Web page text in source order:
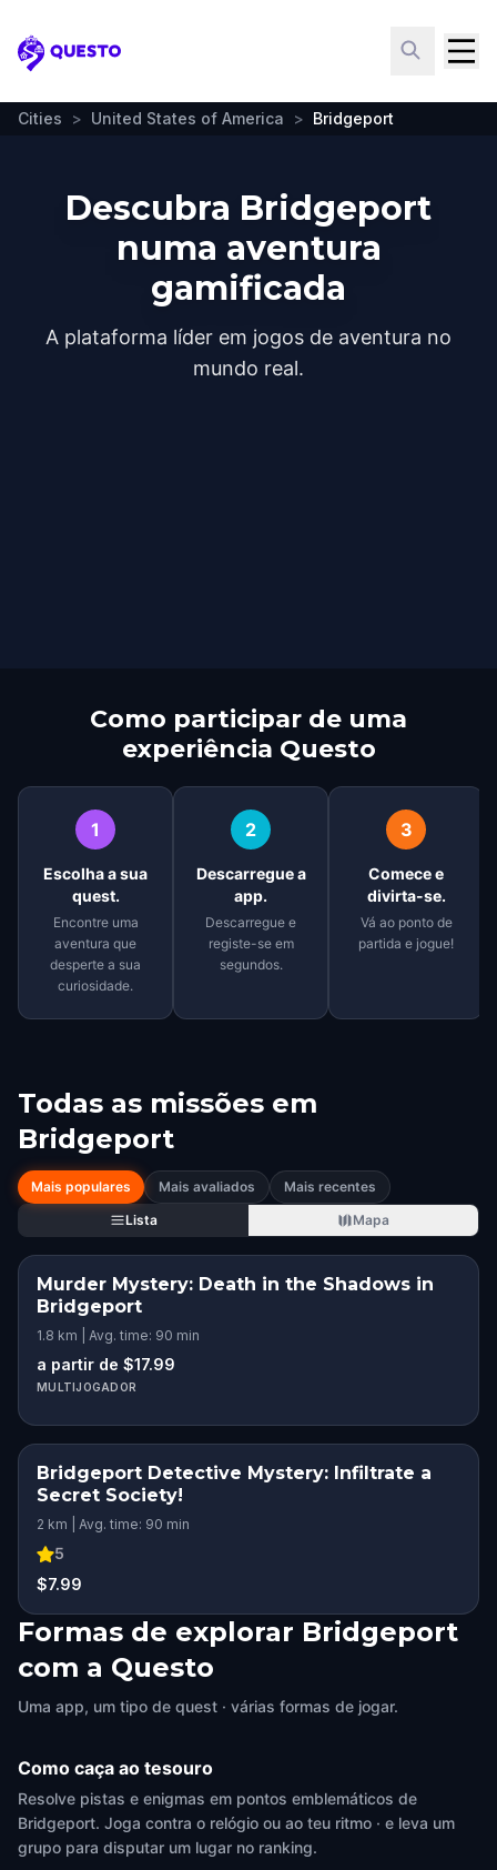
Questo
Cities > United States of America > Bridgeport
Descubra Bridgeport
numa aventura
gamificada
A plataforma líder em jogos de aventura no
mundo real.
Como participar de uma
experiência Questo
1
Escolha a sua
quest.
Encontre uma
aventura que
desperte a sua
curiosidade.
2
Descarregue a
app.
Descarregue e
registe-se em
segundos.
3
Comece e
divirta-se.
Vá ao ponto de
partida e jogue!
Todas as missões em
Bridgeport
Mais populares Mais avaliados
Mais recentes
Lista
Mapa
Murder Mystery: Death in the Shadows in
Bridgeport
1.8 km | Avg. time: 90 min
a partir de $17.99
MULTIJOGADOR
Bridgeport Detective Mystery: Infiltrate a
Secret Society!
2 km | Avg. time: 90 min
5
$7.99
Formas de explorar Bridgeport
com a Questo
Uma app, um tipo de quest · várias formas de jogar.
Como caça ao tesouro
Resolve pistas e enigmas em pontos emblemáticos de
Bridgeport. Joga contra o relógio ou ao teu ritmo · e leva um
grupo para disputar um lugar no ranking.